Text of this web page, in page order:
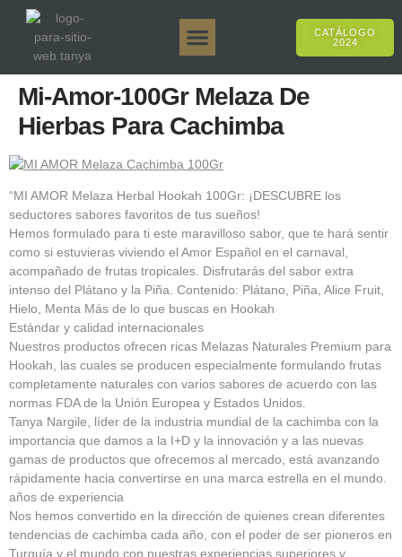
CATÁLOGO
2024
Mi-Amor-100Gr Melaza De
Hierbas Para Cachimba
“MI AMOR Melaza Herbal Hookah 100Gr: ¡DESCUBRE los
seductores sabores favoritos de tus sueños!
Hemos formulado para ti este maravilloso sabor, que te hará sentir
como si estuvieras viviendo el Amor Español en el carnaval,
acompañado de frutas tropicales. Disfrutarás del sabor extra
intenso del Plátano y la Piña. Contenido: Plátano, Piña, Alice Fruit,
Hielo, Menta Más de lo que buscas en Hookah
Estándar y calidad internacionales
Nuestros productos ofrecen ricas Melazas Naturales Premium para
Hookah, las cuales se producen especialmente formulando frutas
completamente naturales con varios sabores de acuerdo con las
normas FDA de la Unión Europea y Estados Unidos.
Tanya Nargile, líder de la industria mundial de la cachimba con la
importancia que damos a la I+D y la innovación y a las nuevas
gamas de productos que ofrecemos al mercado, está avanzando
rápidamente hacia convertirse en una marca estrella en el mundo.
años de experiencia
Nos hemos convertido en la dirección de quienes crean diferentes
tendencias de cachimba cada año, con el poder de ser pioneros en
Turquía y el mundo con nuestras experiencias superiores y